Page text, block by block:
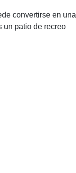
convertirse en una
un patio de recreo